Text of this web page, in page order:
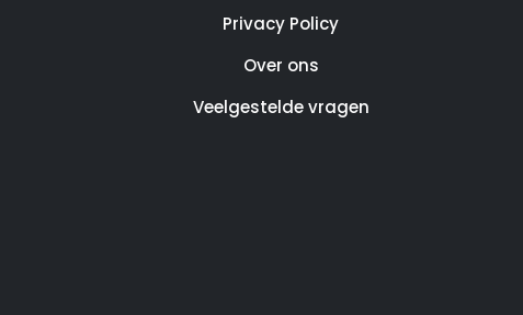
Privacy Policy
Over ons
Veelgestelde vragen